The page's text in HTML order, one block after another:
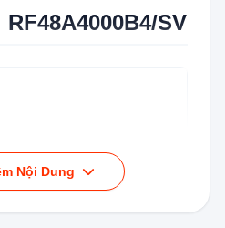
SV
— tủ lạnh Samsung
Nội Dung